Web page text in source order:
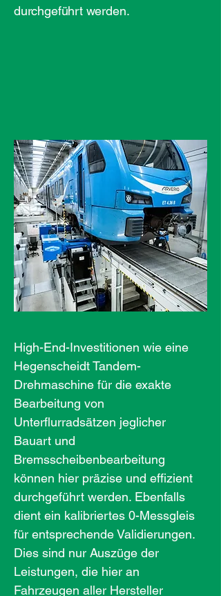
durchgeführt werden.
High-End-Investitionen wie eine
Hegenscheidt Tandem-
Drehmaschine für die exakte
Bearbeitung von
Unterflurradsätzen jeglicher
Bauart und
Bremsscheibenbearbeitung
können hier präzise und effizient
durchgeführt werden. Ebenfalls
dient ein kalibriertes 0-Messgleis
für entsprechende Validierungen.
Dies sind nur Auszüge der
Leistungen, die hier an
Fahrzeugen aller Hersteller